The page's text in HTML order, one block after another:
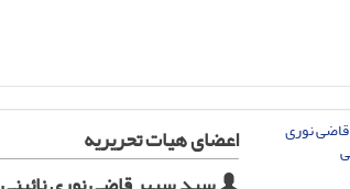
اعضای هیات تحریریه